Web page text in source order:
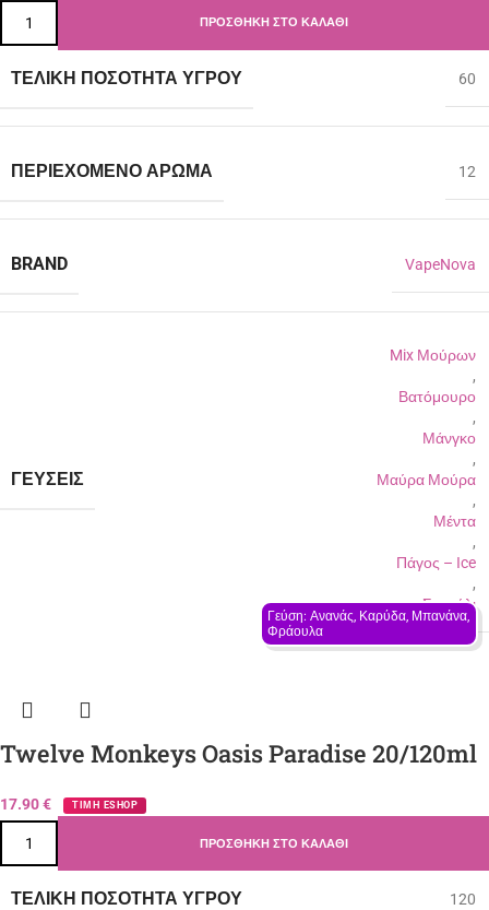
ΠΡΟΣΘΉΚΗ ΣΤΟ ΚΑΛΆΘΙ
ΤΕΛΙΚΉ ΠΟΣΌΤΗΤΑ ΥΓΡΟΎ 60
ΠΕΡΙΈΧΟΜΕΝΟ ΆΡΩΜΑ 12
BRAND VapeNova
ΓΕΎΣΕΙΣ
Mix Μούρων
,
Βατόμουρο
,
Μάνγκο
,
Μαύρα Μούρα
,
Μέντα
,
Πάγος – Ιce
,
Σταφύλι
Γεύση: Ανανάς, Καρύδα, Μπανάνα,
Φράουλα
Twelve Monkeys Oasis Paradise 20/120ml
17.90€ ΤΙΜΗ ESHOP
ΠΡΟΣΘΉΚΗ ΣΤΟ ΚΑΛΆΘΙ
ΤΕΛΙΚΉ ΠΟΣΌΤΗΤΑ ΥΓΡΟΎ 120